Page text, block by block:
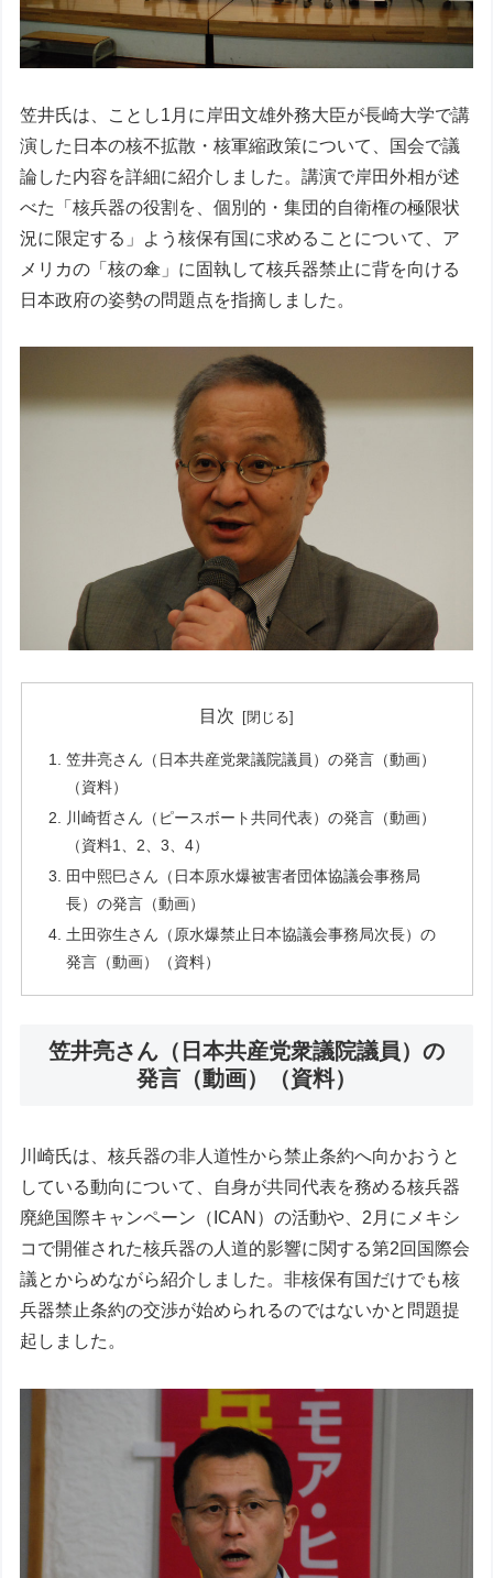
笠井氏は、ことし1月に岸田文雄外務大臣が長崎大学で講
演した日本の核不拡散・核軍縮政策について、国会で議
論した内容を詳細に紹介しました。講演で岸田外相が述
べた「核兵器の役割を、個別的・集団的自衛権の極限状
況に限定する」よう核保有国に求めることについて、ア
メリカの「核の傘」に固執して核兵器禁止に背を向ける
日本政府の姿勢の問題点を指摘しました。
目次
笠井亮さん（日本共産党衆議院議員）の発言（動画）
（資料）
川崎哲さん（ピースボート共同代表）の発言（動画）
（資料1、2、3、4）
田中熙巳さん（日本原水爆被害者団体協議会事務局
長）の発言（動画）
土田弥生さん（原水爆禁止日本協議会事務局次長）の
発言（動画）（資料）
笠井亮さん（日本共産党衆議院議員）の
発言（動画）（資料）
川崎氏は、核兵器の非人道性から禁止条約へ向かおうと
している動向について、自身が共同代表を務める核兵器
廃絶国際キャンペーン（ICAN）の活動や、2月にメキシ
コで開催された核兵器の人道的影響に関する第2回国際会
議とからめながら紹介しました。非核保有国だけでも核
兵器禁止条約の交渉が始められるのではないかと問題提
起しました。